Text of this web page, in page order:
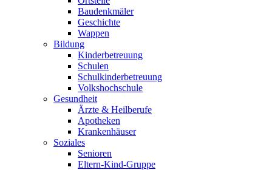
Baudenkmäler
Geschichte
Wappen
Bildung
Kinderbetreuung
Schulen
Schulkinderbetreuung
Volkshochschule
Gesundheit
Ärzte & Heilberufe
Apotheken
Krankenhäuser
Soziales
Senioren
Eltern-Kind-Gruppe